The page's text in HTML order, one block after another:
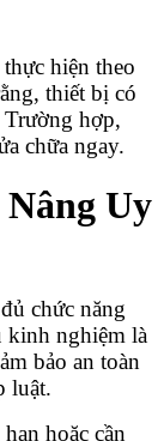
hiện theo
thiết bị có
Trường hợp,
chữa ngay.
Uy
chức năng
kinh nghiệm là
bảo an toàn
luật.
hoặc cần